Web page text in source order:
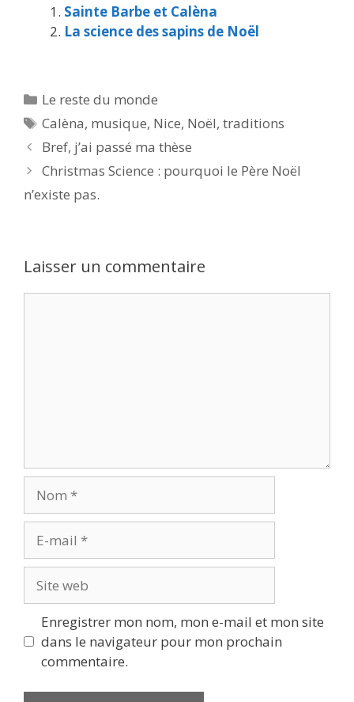
Sainte Barbe et Calèna
La science des sapins de Noël
Catégories
Le reste du monde
Étiquettes
Calèna, musique, Nice, Noël,traditions
Bref, j’ai passé ma thèse
Christmas Science : pourquoi le Père Noël
n’existe pas.
Laisser un commentaire
mail
web
Enregistrer mon nom, mon e-mail et mon site
dans le navigateur pour mon prochain
commentaire.